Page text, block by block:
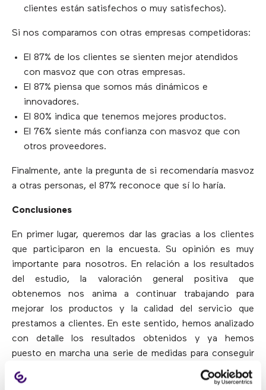
clientes están satisfechos o muy satisfechos).
Si nos comparamos con otras empresas competidoras:
El 87% de los clientes se sienten mejor atendidos
con masvoz que con otras empresas.
El 87% piensa que somos más dinámicos e
innovadores.
El 80% indica que tenemos mejores productos.
El 76% siente más confianza con masvoz que con
otros proveedores.
Finalmente, ante la pregunta de si recomendaría masvoz
a otras personas, el 87% reconoce que sí lo haría.
Conclusiones
En primer lugar, queremos dar las gracias a los clientes
que participaron en la encuesta. Su opinión es muy
importante para nosotros. En relación a los resultados
del estudio, la valoración general positiva que
obtenemos nos anima a continuar trabajando para
mejorar los productos y la calidad del servicio que
prestamos a clientes. En este sentido, hemos analizado
con detalle los resultados obtenidos y ya hemos
puesto en marcha una serie de medidas para conseguir
este objetivo. Consulta aquí la
versión en pdf.